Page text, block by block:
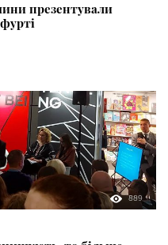
презентували
889